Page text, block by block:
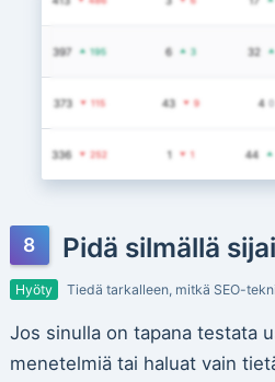
Pidä silmällä
Hyöty Tiedä tarkalleen, mitkä SEO-
Jos sinulla on tapana testata
menetelmiä tai haluat vain